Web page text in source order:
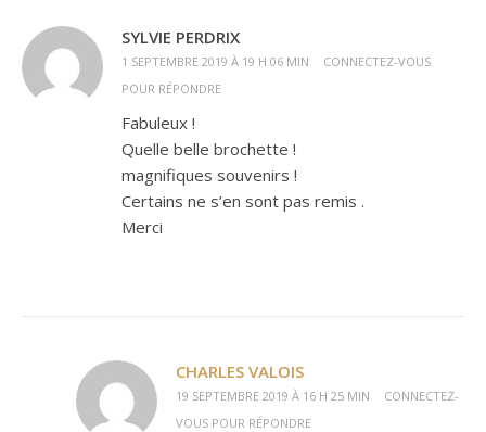
SYLVIE PERDRIX
1 SEPTEMBRE 2019 À 19 H 06 MIN
CONNECTEZ-VOUS
POUR RÉPONDRE
Fabuleux !
Quelle belle brochette !
magnifiques souvenirs !
Certains ne s’en sont pas remis .
Merci
CHARLES VALOIS
19 SEPTEMBRE 2019 À 16 H 25 MIN
CONNECTEZ-
VOUS POUR RÉPONDRE